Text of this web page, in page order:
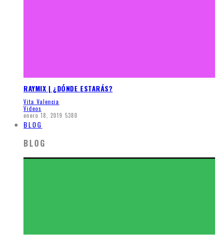
RAYMIX | ¿DÓNDE ESTARÁS?
Vita Valencia
Videos
enero 18, 2019 5380
BLOG
BLOG